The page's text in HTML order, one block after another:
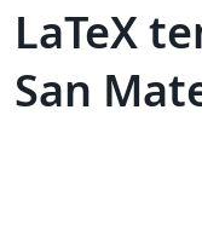
LaTeX
San